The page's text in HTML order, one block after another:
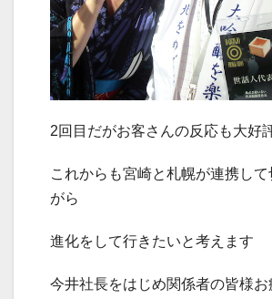
2回目だがお客さんの反応も大好
これからも宮崎と札幌が連携し
がら
進化をして行きたいと考えます
今井社長をはじめ関係者の皆様お